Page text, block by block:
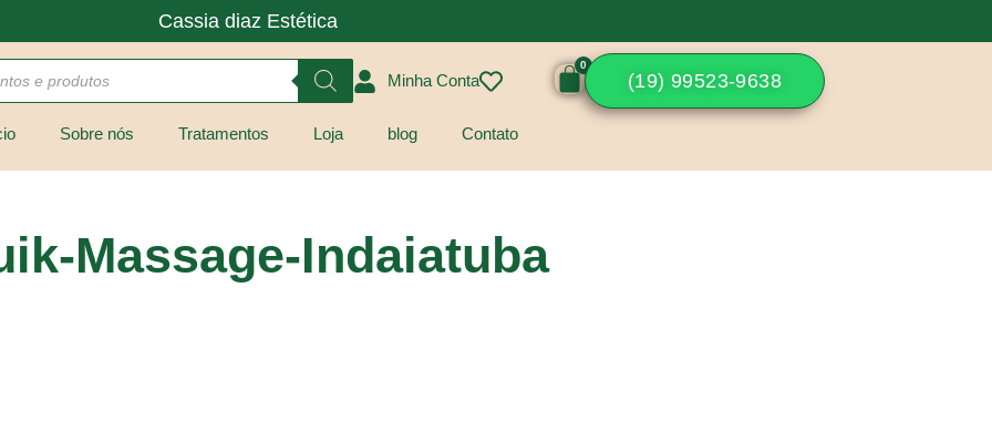
Cassia diaz Estética
Minha Conta (19) 99523-9638
Sobre nós Tratamentos Loja blog Contato
Massage-Indaiatuba